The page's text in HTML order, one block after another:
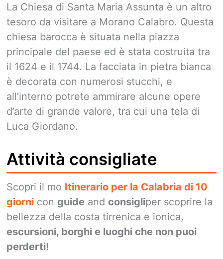
La Chiesa di Santa Maria Assunta è un altro
tesoro da visitare a Morano Calabro. Questa
chiesa barocca è situata nella piazza
principale del paese ed è stata costruita tra
il 1624 e il 1744. La facciata in pietra bianca
è decorata con numerosi stucchi, e
all’interno potrete ammirare alcune opere
d’arte di grande valore, tra cui una tela di
Luca Giordano.
Attività consigliate
Scopri il mo Itinerario per la Calabria di 10
giorni con guide and consigliper scoprire la
bellezza della costa tirrenica e ionica,
escursioni, borghi e luoghi che non puoi
perderti!